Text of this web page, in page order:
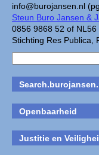
info@burojansen.nl
Steun Buro Jansen &
0856 9868 52 of
Stichting Res Publica,
Openbaarheid
Justitie en